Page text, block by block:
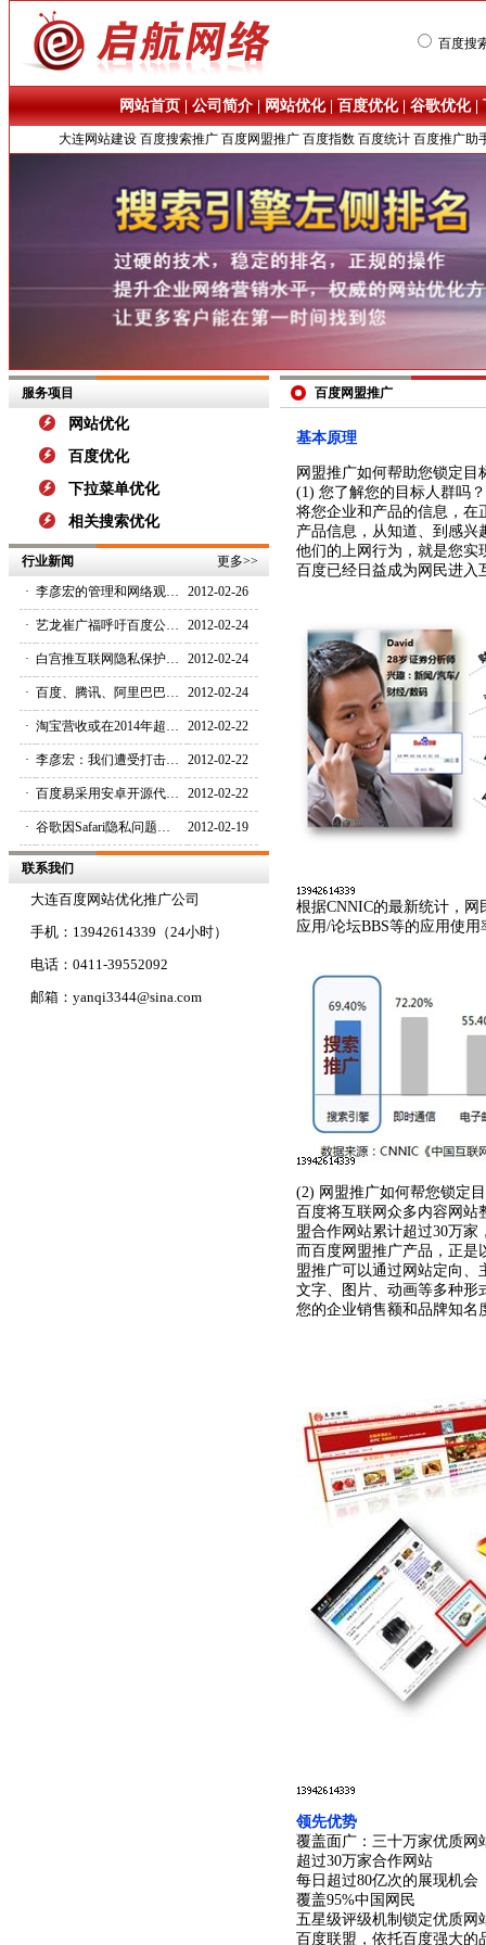
百度搜
网站首页 |公司简介 网站优化|百度优化|谷歌优化|
大连网站建设 百度搜索推广 百度网盟推广 百度指数 百度统计 百度推广助
服务项目
网站优化
百度优化
下拉菜单优化
相关搜索优化
行业新闻 更多>>
· 李彦宏的管理和网络观… 2012-02-26
· 艺龙崔广福呼吁百度公… 2012-02-24
· 白宫推互联网隐私保护… 2012-02-24
· 百度、腾讯、阿里巴巴… 2012-02-24
· 淘宝营收或在2014年超… 2012-02-22
· 李彦宏：我们遭受打击… 2012-02-22
· 百度易采用安卓开源代… 2012-02-22
· 谷歌因Safari隐私问题… 2012-02-19
联系我们
大连百度网站优化推广公司
手机：13942614339（24小时）
电话：0411-39552092
邮箱： yanqi3344@sina.com
百度网盟推广
基本原理
网盟推广如何帮助您锁定目
(1) 您了解您的目标人群吗
将您企业和产品的信息，在
产品信息，从知道、到感兴
他们的上网行为，就是您实
百度已经日益成为网民进入
根据CNNIC的最新统计，
应用/论坛BBS等的应用使
(2) 网盟推广如何帮您锁定
百度将互联网众多内容网站
盟合作网站累计超过30万家
而百度网盟推广产品，正是
盟推广可以通过网站定向、
文字、图片、动画等多种形
您的企业销售额和品牌知名
领先优势
覆盖面广：三十万家优质网
超过30万家合作网站
每日超过80亿次的展现机会
覆盖95%中国网民
五星级评级机制锁定优质网
百度联盟，依托百度强大的